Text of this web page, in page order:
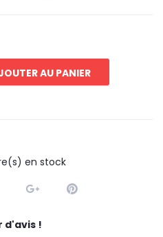
AU PANIER
en stock
d'avis !